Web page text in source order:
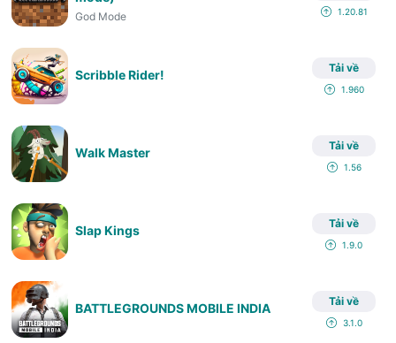
God Mode 1.20.81
Scribble Rider! Tải về
1.960
Walk Master Tải về
1.56
Slap Kings Tải về
1.9.0
BATTLEGROUNDS MOBILE INDIA Tải về
3.1.0